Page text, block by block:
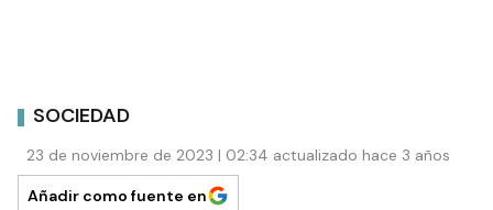
SOCIEDAD
23 de noviembre de 2023 | 02:34 actualizado hace 3 años
Añadir como fuente en